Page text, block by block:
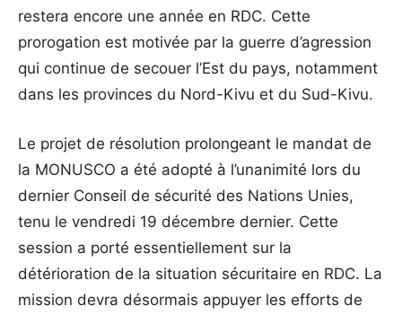
restera encore une année en RDC. Cette
prorogation est motivée par la guerre d’agression
qui continue de secouer l’Est du pays, notamment
dans les provinces du Nord-Kivu et du Sud-Kivu.
Le projet de résolution prolongeant le mandat de
la MONUSCO a été adopté à l’unanimité lors du
dernier Conseil de sécurité des Nations Unies,
tenu le vendredi 19 décembre dernier. Cette
session a porté essentiellement sur la
détérioration de la situation sécuritaire en RDC. La
mission devra désormais appuyer les efforts de